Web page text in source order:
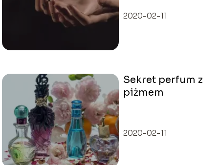
2020-02-11
Sekret perfum z
piżmem
2020-02-11